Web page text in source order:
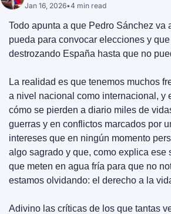
Jan 16, 2026•4 min read
Todo apunta a que Pedro Sánchez va
pueda para convocar elecciones y
destrozando España hasta que no
La realidad es que tenemos muchos
a nivel nacional como internacional, y
cómo se pierden a diario miles de
guerras y en conflictos marcados por
intereses que en ningún momento
algo sagrado y que, como explica ese
que meten en agua fría para que no
estamos olvidando: el derecho a la
Adivino las críticas de los que tantas